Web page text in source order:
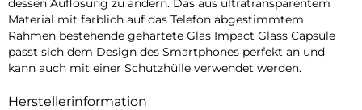
dessen Auflösung zu ändern. Das aus ultratransparentem
Material mit farblich auf das Telefon abgestimmtem
Rahmen bestehende gehärtete Glas Impact Glass Capsule
passt sich dem Design des Smartphones perfekt an und
kann auch mit einer Schutzhülle verwendet werden.
Herstellerinformation